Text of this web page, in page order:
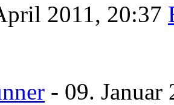
2011, 20:37
- 09. Januar